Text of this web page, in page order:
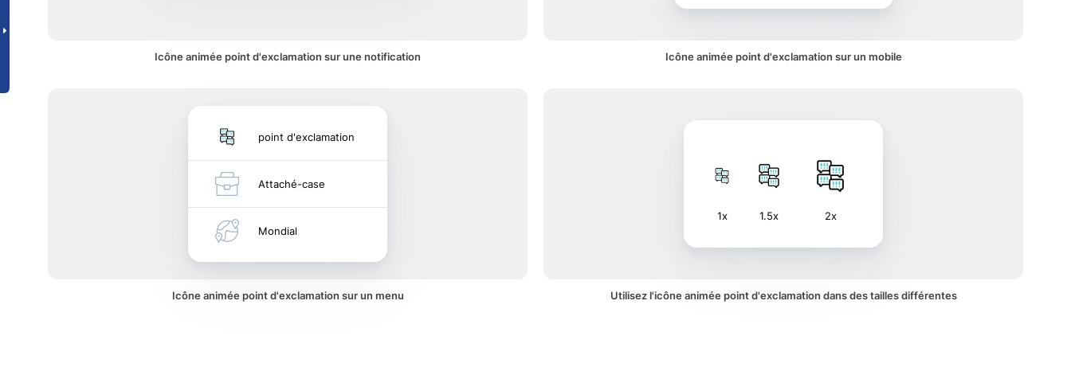
Icône animée point d'exclamation sur une notification Icône animée point d'exclamation sur un mobile
point d'exclamation
Attaché-case
Mondial
Icône animée point d'exclamation sur un menu
1x 1.5x 2x
Utilisez l'icône animée point d'exclamation dans des tailles différentes